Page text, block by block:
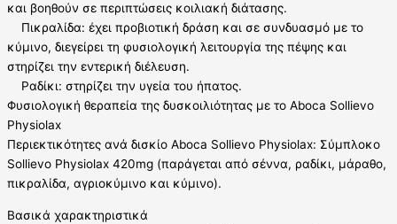
και βοηθούν σε περιπτώσεις κοιλιακή διάτασης.
Πικραλίδα: έχει προβιοτική δράση και σε συνδυασμό με το
κύμινο, διεγείρει τη φυσιολογική λειτουργία της πέψης και
στηρίζει την εντερική διέλευση.
Ραδίκι: στηρίζει την υγεία του ήπατος.
Φυσιολογική θεραπεία της δυσκοιλιότητας με το Aboca Sollievo
Physiolax
Περιεκτικότητες ανά δισκίο Aboca Sollievo Physiolax: Σύμπλοκο
Sollievo Physiolax 420mg (παράγεται από σέννα, ραδίκι, μάραθο,
πικραλίδα, αγριοκύμινο και κύμινο).
Βασικά χαρακτηριστικά